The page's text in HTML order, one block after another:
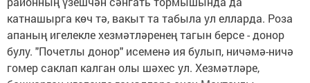
катнашырга көч тә, вакыт та табыла ул елларда. Роза
апаның игелекле хезмәтләренең тагын берсе - донор
булу. "Почетлы донор" исеменә ия булып, ничәмә-ничә
гомер саклап калган олы шәхес ул. Хезмәтләре,